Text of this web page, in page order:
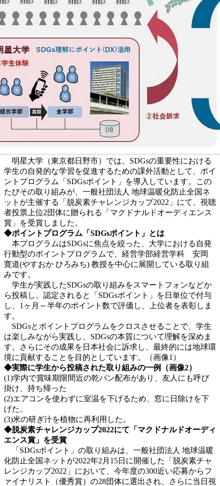
明星大学（東京都日野市）では、SDGsの重要性における
学生の自発的な学習を促進するための課外活動として、ポイ
ントプログラム「SDGsポイント」を導入しています。この
たびその取り組みが、一般社団法人 地球温暖化防止全国ネ
ットが主催する「脱炭素チャレンジカップ2022」にて、視聴
者投票上位2団体に贈られる「マクドナルドオーディエンス
賞」を受賞しました。
◆ポイントプログラム「SDGsポイント」とは
本プログラムはSDGsに焦点を絞った、大学における自発
行動型のポイントプログラムで、経営学部経営学科 安岡
寛道(やすおか ひろみち) 教授を中心に展開している取り組
みです。
学生が実践したSDGsの取り組みをスマートフォンなどか
ら投稿し、認定されると「SDGsポイント」を日単位で付与
し、1ヶ月～半年のポイント数で評価し、上位者を表彰しま
す。
SDGsとポイントプログラムをクロスさせることで、学生
は楽しみながら実践し、SDGsの本質について理解を深めま
す。さらにその成果を日本社会に訴求し、最終的には地球環
境に貢献することを目的としています。（画像1）
◆実際に学生から投稿された取り組みの一例（画像2）
(1)学内で賞味期限間近の乾パン配布があり、友人にも呼び
掛け、持ち帰った
(2)エアコンを使わずに室温を下げるため、窓に日除けを下
げた。
(3)米の研ぎ汁を植物に再利用した。
◆脱炭素チャレンジカップ2022にて「マクドナルドオーディ
エンス賞」を受賞
「SDGsポイント」の取り組みは、一般社団法人 地球温暖
化防止全国ネットが2022年2月15日に開催した「脱炭素チャ
レンジカップ2022」において、今年度の300近い応募からフ
ァイナリスト（優秀賞）の28団体に選出され、さらに当日視